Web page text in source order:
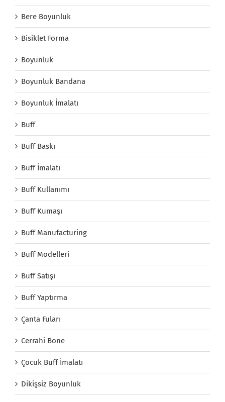
Bere Boyunluk
Bisiklet Forma
Boyunluk
Boyunluk Bandana
Boyunluk İmalatı
Buff
Buff Baskı
Buff İmalatı
Buff Kullanımı
Buff Kumaşı
Buff Manufacturing
Buff Modelleri
Buff Satışı
Buff Yaptırma
Çanta Fuları
Cerrahi Bone
Çocuk Buff İmalatı
Dikişsiz Boyunluk